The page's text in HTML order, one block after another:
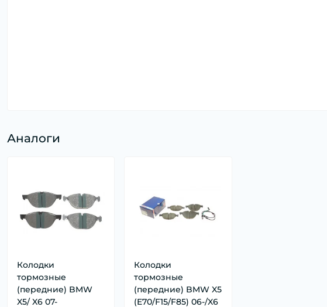
Аналоги
Колодки
тормозные
(передние) BMW
X5/ X6 07-
Колодки
тормозные
(передние) BMW X5
(E70/F15/F85) 06-/X6